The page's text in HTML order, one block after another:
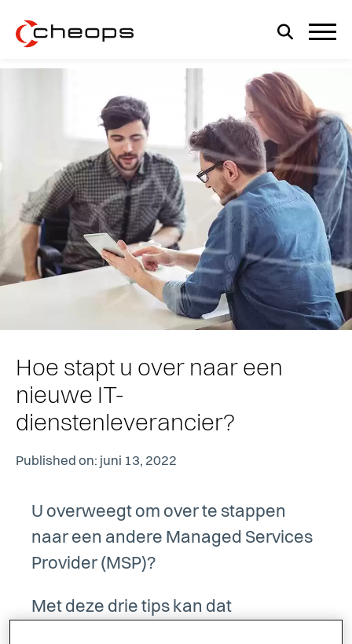
Hoe stapt u over naar een
nieuwe IT-
dienstenleverancier?
Published on: juni 13, 2022
U overweegt om over te stappen
naar een andere Managed Services
Provider (MSP)?
Met deze drie tips kan dat